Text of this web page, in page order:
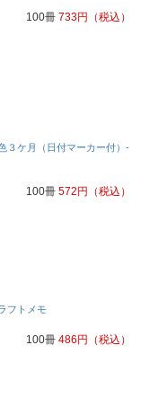
100冊 733円 （税込）
３ケ月（日付マーカー付）-
100冊 572 円 （税込）
フトメモ
100冊 486 円 （税込）